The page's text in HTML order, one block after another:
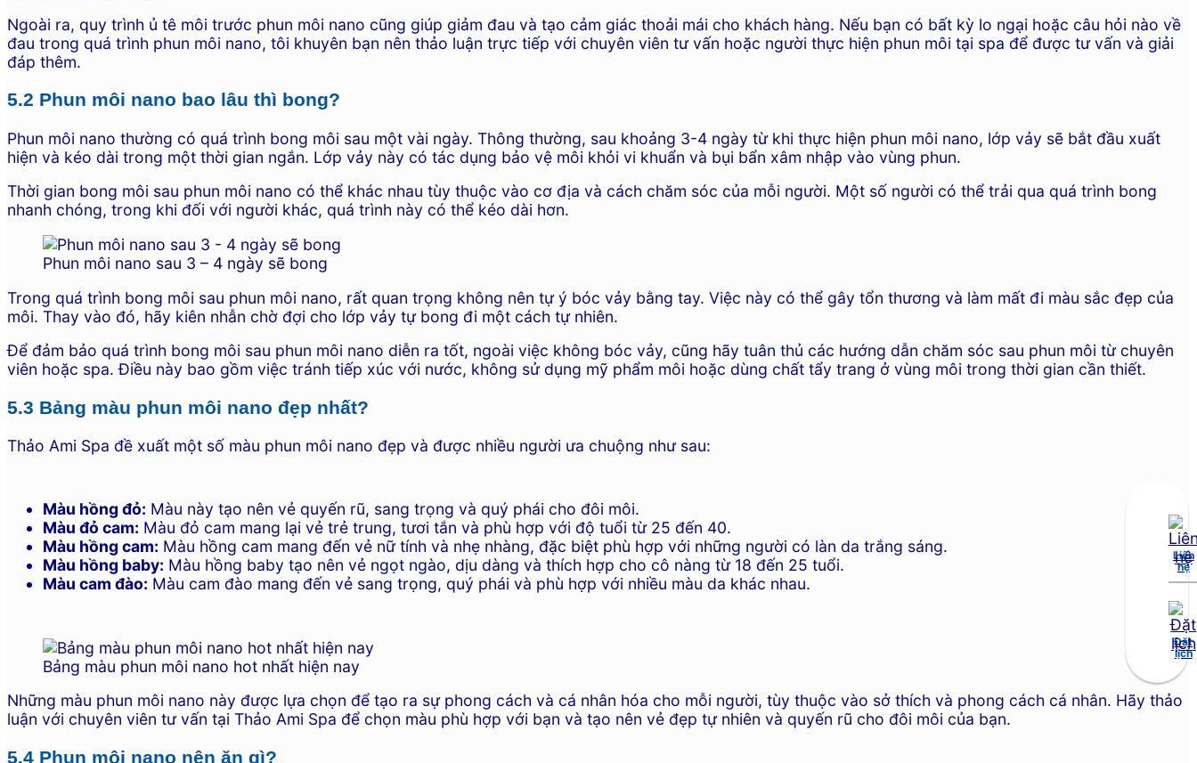
Ngoài ra, quy trình ủ tê môi trước phun môi nano cũng giúp giảm đau và tạo cảm giác thoải mái cho khách hàng. Nếu bạn có bất kỳ lo ngại hoặc câu hỏi nào về
đau trong quá trình phun môi nano, tôi khuyên bạn nên thảo luận trực tiếp với chuyên viên tư vấn hoặc người thực hiện phun môi tại spa để được tư vấn và giải
đáp thêm.
5.2 Phun môi nano bao lâu thì bong?
Phun môi nano thường có quá trình bong môi sau một vài ngày. Thông thường, sau khoảng 3-4 ngày từ khi thực hiện phun môi nano, lớp vảy sẽ bắt đầu xuất
hiện và kéo dài trong một thời gian ngắn. Lớp vảy này có tác dụng bảo vệ môi khỏi vi khuẩn và bụi bẩn xâm nhập vào vùng phun.
Thời gian bong môi sau phun môi nano có thể khác nhau tùy thuộc vào cơ địa và cách chăm sóc của mỗi người. Một số người có thể trải qua quá trình bong
nhanh chóng, trong khi đối với người khác, quá trình này có thể kéo dài hơn.
Phun môi nano sau 3 – 4 ngày sẽ bong
Trong quá trình bong môi sau phun môi nano, rất quan trọng không nên tự ý bóc vảy bằng tay. Việc này có thể gây tổn thương và làm mất đi màu sắc đẹp của
môi. Thay vào đó, hãy kiên nhẫn chờ đợi cho lớp vảy tự bong đi một cách tự nhiên.
Để đảm bảo quá trình bong môi sau phun môi nano diễn ra tốt, ngoài việc không bóc vảy, cũng hãy tuân thủ các hướng dẫn chăm sóc sau phun môi từ chuyên
viên hoặc spa. Điều này bao gồm việc tránh tiếp xúc với nước, không sử dụng mỹ phẩm môi hoặc dùng chất tẩy trang ở vùng môi trong thời gian cần thiết.
5.3 Bảng màu phun môi nano đẹp nhất?
Thảo Ami Spa đề xuất một số màu phun môi nano đẹp và được nhiều người ưa chuộng như sau:
Màu hồng đỏ: Màu này tạo nên vẻ quyến rũ, sang trọng và quý phái cho đôi môi.
Màu đỏ cam: Màu đỏ cam mang lại vẻ trẻ trung, tươi tắn và phù hợp với độ tuổi từ 25 đến 40.
Màu hồng cam: Màu hồng cam mang đến vẻ nữ tính và nhẹ nhàng, đặc biệt phù hợp với những người có làn da trắng sáng.
Màu hồng baby: Màu hồng baby tạo nên vẻ ngọt ngào, dịu dàng và thích hợp cho cô nàng từ 18 đến 25 tuổi.
Màu cam đào: Màu cam đào mang đến vẻ sang trọng, quý phái và phù hợp với nhiều màu da khác nhau.
Bảng màu phun môi nano hot nhất hiện nay
Những màu phun môi nano này được lựa chọn để tạo ra sự phong cách và cá nhân hóa cho mỗi người, tùy thuộc vào sở thích và phong cách cá nhân. Hãy thảo
luận với chuyên viên tư vấn tại Thảo Ami Spa để chọn màu phù hợp với bạn và tạo nên vẻ đẹp tự nhiên và quyến rũ cho đôi môi của bạn.
5.4 Phun môi nano nên ăn gì?
Liên
hệ
Đặt
lịch